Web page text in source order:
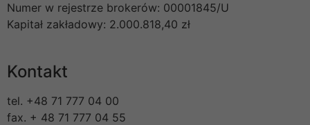
Numer w rejestrze brokerów: 00001845/U
Kapitał zakładowy: 2.000.818,40 zł
Kontakt
tel. +48 71 777 04 00
fax. + 48 71 777 04 55